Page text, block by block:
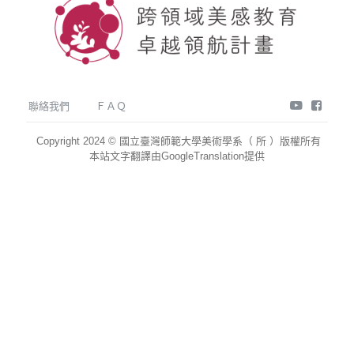
聯絡我們 ＦＡＱ youtube
Copyright 2024 © 國立臺灣師範大學美術學系（ 所 ）版權所有
本站文字翻譯由GoogleTranslation提供